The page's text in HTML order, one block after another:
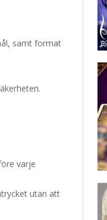
samt format
varje
utan att